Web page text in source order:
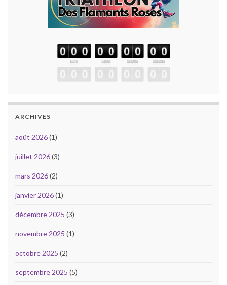
ARCHIVES
août 2026(1)
juillet 2026(3)
mars 2026(2)
janvier 2026(1)
décembre 2025 (3)
novembre 2025 (1)
octobre 2025 (2)
septembre 2025 (5)